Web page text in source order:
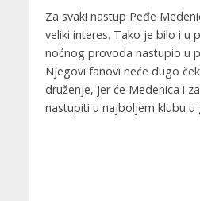
Za svaki nastup Peđe
veliki interes. Tako je bilo i u
noćnog provoda nastupio u
Njegovi fanovi neće dugo
druženje, jer će Medenica i
nastupiti u najboljem klubu u